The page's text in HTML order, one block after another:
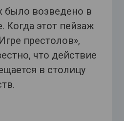
было возведено в
Когда этот пейзаж
престолов»,
что действие
в столицу